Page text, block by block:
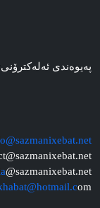
په‌یوه‌ندی
@sazmanixebat.net
om